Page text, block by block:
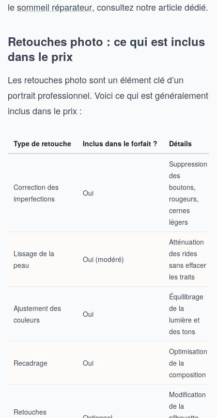
lesommeil réparateur, consultez notre article dédié.
Retouches photo : ce qui est inclus
dans le prix
Les retouches photo sont un élément clé d’un
portrait professionnel. Voici ce qui est généralement
inclus dans le prix :
Type de retouche Inclus dans le forfait ? Détails
Correction des
imperfections
Oui
Suppression
des
boutons,
rougeurs,
cernes
légers
Lissage de la
peau
Oui (modéré)
Atténuation
des rides
sans effacer
les traits
Ajustement des
couleurs
Oui
Équilibrage
de la
lumière et
des tons
Recadrage Oui
Optimisation
de la
composition
Retouches
Modification
de la